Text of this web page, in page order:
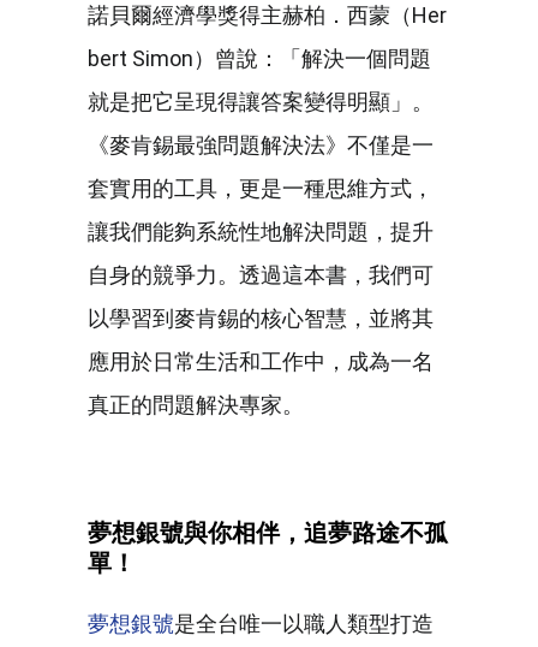
諾貝爾經濟學獎得主赫柏．西蒙（Her
bert Simon）曾說：「解決一個問題
就是把它呈現得讓答案變得明顯」。
《麥肯錫最強問題解決法》不僅是一
套實用的工具，更是一種思維方式，
讓我們能夠系統性地解決問題，提升
自身的競爭力。透過這本書，我們可
以學習到麥肯錫的核心智慧，並將其
應用於日常生活和工作中，成為一名
真正的問題解決專家。
夢想銀號與你相伴，追夢路途不孤
單！
夢想銀號是全台唯一以職人類型打造